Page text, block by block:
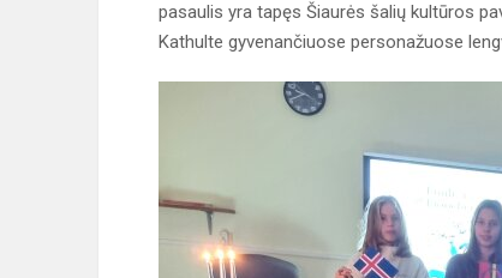
pasaulis yra tapęs Šiaurės šalių kultūros
Kathulte gyvenančiuose personažuose